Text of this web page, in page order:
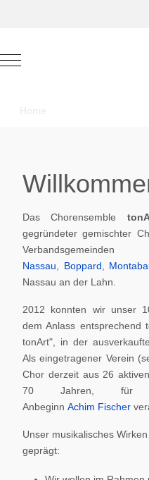
Mobile Menu Toggle
Home
Das Chorensemble
gegründeter gemischter
Nassau
Boppard
Nassau an der Lahn.
2012 konnten wir unser
dem Anlass entsprechend
tonArt", in der
Als eingetragener Verein
Chor derzeit aus 26
70 Jahren, für
Anbeginn Achim Fischer
Unser musikalisches
geprägt: